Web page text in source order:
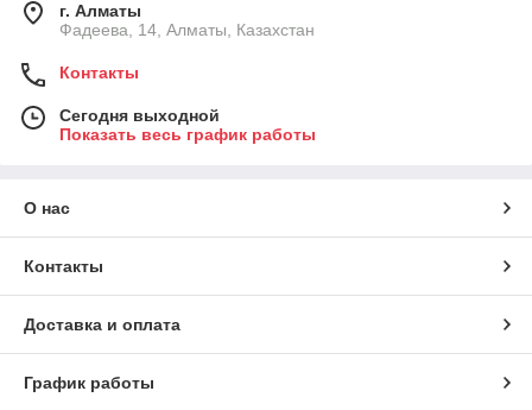
г. Алматы
Фадеева, 14, Алматы, Казахстан
Контакты
Сегодня выходной
Показать весь график работы
О нас
Контакты
Доставка и оплата
График работы